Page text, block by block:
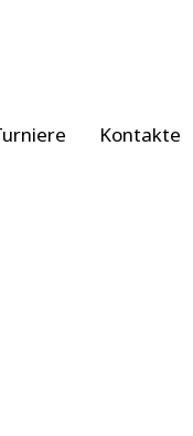
Kontakte